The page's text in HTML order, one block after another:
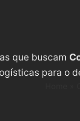
que buscam
para o